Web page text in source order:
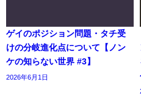
ゲイのポジション問題・タチ受
けの分岐進化点について【ノン
ケの知らない世界 #3】
2026年6月1日